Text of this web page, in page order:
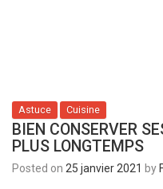
Astuce Cuisine
BIEN CONSERVER
PLUS LONGTEMPS
Posted on 25 janvier 2021 by